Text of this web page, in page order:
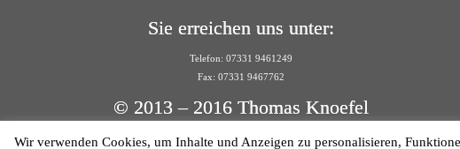
Sie erreichen uns unter:
Telefon: 07331 9461249
Fax: 07331 9467762
© 2013 – 2016 Thomas Knoefel
Wir verwenden Cookies, um Inhalte und Anzeigen zu personalisieren,